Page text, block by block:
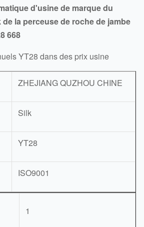
d'usine de marque du
la perceuse de roche de jambe
668
YT28 dans des prix usine
ZHEJIANG QUZHOU CHINE
Silk
YT28
ISO9001
1